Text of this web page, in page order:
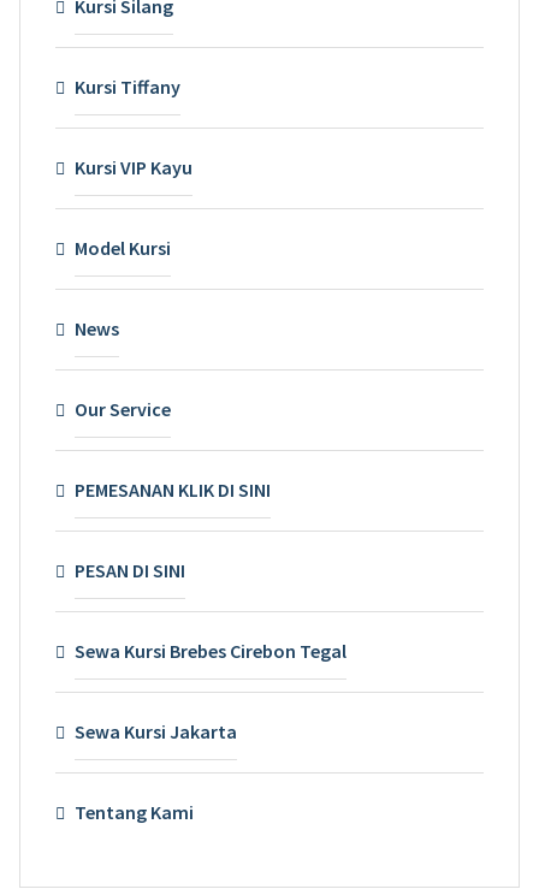
Kursi Silang
Kursi Tiffany
Kursi VIP Kayu
Model Kursi
News
Our Service
PEMESANAN KLIK DI SINI
PESAN DI SINI
Sewa Kursi Brebes Cirebon Tegal
Sewa Kursi Jakarta
Tentang Kami